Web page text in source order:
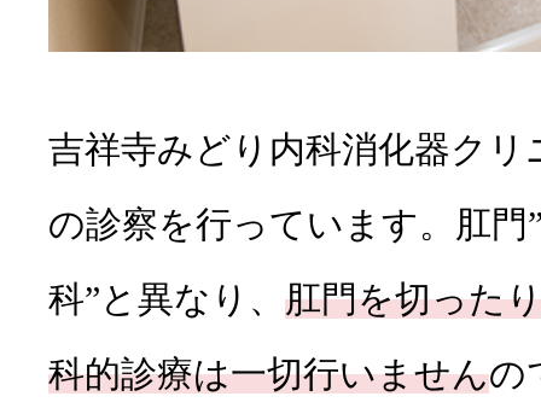
吉祥寺みどり内科消化器ク
の診察を行っています。肛門
科”と異なり、 肛門を切った
科的診療は一切行いませんの